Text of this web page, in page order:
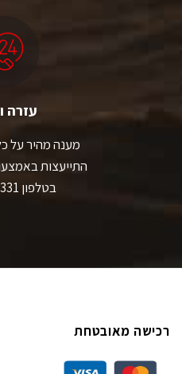
עזרה
מענה מהיר על
התייעצות
בטלפון 04-8332331.
רכישה מאובטחת